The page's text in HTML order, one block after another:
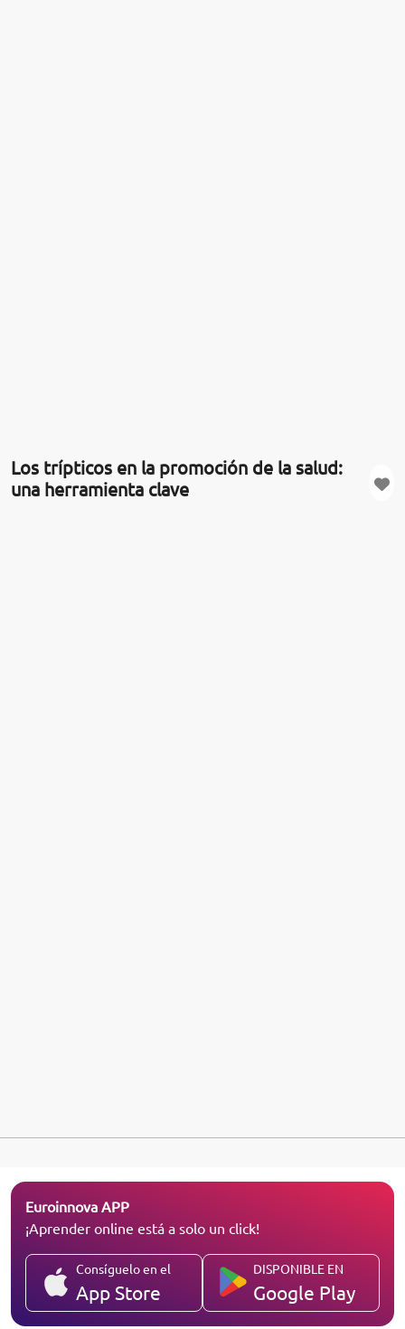
Los trípticos en la promoción de la salud:
una herramienta clave
Euroinnova APP
¡Aprender online está a solo un click!
Consíguelo en el
App Store
DISPONIBLE EN
Google Play